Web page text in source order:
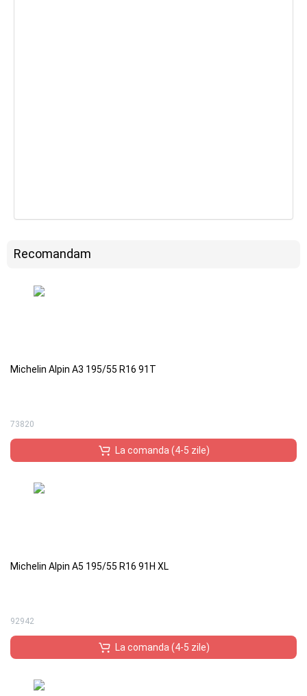
Recomandam
Michelin Alpin A3 195/55 R16 91T
73820
La comanda (4-5 zile)
Michelin Alpin A5 195/55 R16 91H XL
92942
La comanda (4-5 zile)